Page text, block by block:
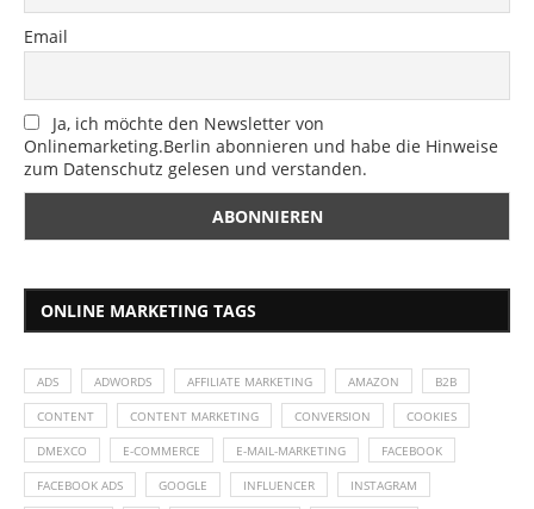
Email
Ja, ich möchte den Newsletter von
Onlinemarketing.Berlin abonnieren und habe die Hinweise
zum Datenschutz gelesen und verstanden.
ONLINE MARKETING TAGS
ADS ADWORDS AFFILIATE MARKETING AMAZON B2B
CONTENT CONTENT MARKETING CONVERSION COOKIES
DMEXCO E-COMMERCE E-MAIL-MARKETING FACEBOOK
FACEBOOK ADS GOOGLE INFLUENCER INSTAGRAM